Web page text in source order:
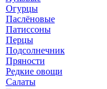
Огурцы
Паслёновые
Патиссоны
Перцы
Подсолнечник
Пряности
Редкие овощи
Салаты